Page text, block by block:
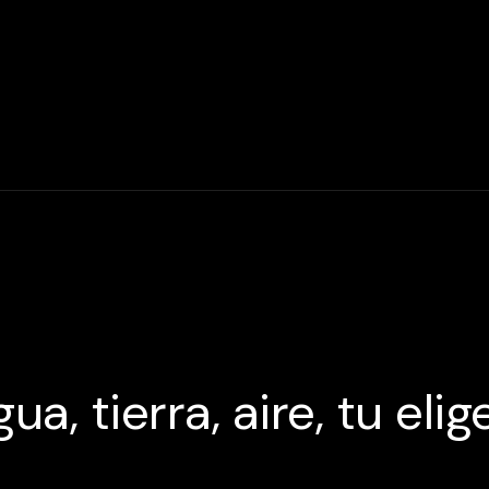
tierra, aire, tu